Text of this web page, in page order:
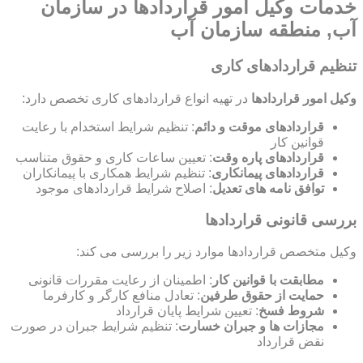
خدمات وکیل امور قراردادها در سازمان
آب, منطقه سازمان آب
تنظیم قراردادهای کاری
وکیل امور قراردادها در تهیه انواع قراردادهای کاری تخصص دارد:
قراردادهای موقت و دائم: تنظیم شرایط استخدام با رعایت
قوانین کار
قراردادهای پاره وقت: تعیین ساعات کاری و حقوق متناسب
قراردادهای پیمانکاری: تنظیم شرایط همکاری با پیمانکاران
توافق نامه های تعدیل: اصلاح شرایط قراردادهای موجود
بررسی قانونی قراردادها
وکیل متخصص قراردادها موارد زیر را بررسی می کند:
مطابقت با قوانین کار : اطمینان از رعایت مقررات قانونی
حمایت از حقوق طرفین: تعادل منافع کارگر و کارفرما
شروط فسخ: تعیین شرایط پایان قرارداد
مجازات ها و جبران خسارت: تنظیم شرایط جبران در صورت
نقض قرارداد